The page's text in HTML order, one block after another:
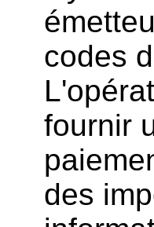
codes
fournir
des